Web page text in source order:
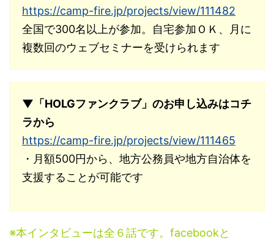
https://camp-fire.jp/projects/view/111482
全国で300名以上が参加。自宅参加ＯＫ、月に
複数回のウェブセミナーを受けられます
▼「HOLGファンクラブ」のお申し込みはコチ
ラから
https://camp-fire.jp/projects/view/111465
・月額500円から、地方公務員や地方自治体を
支援することが可能です
※本インタビューは全６話です。facebookと